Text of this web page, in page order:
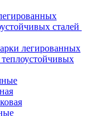
сталей
легированных